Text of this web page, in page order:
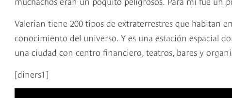
Valerian tiene 200 tipos de extraterrestres que habitan
conocimiento del universo. Y es una estación espacial
una ciudad con centro financiero, teatros, bares y
[diners1]